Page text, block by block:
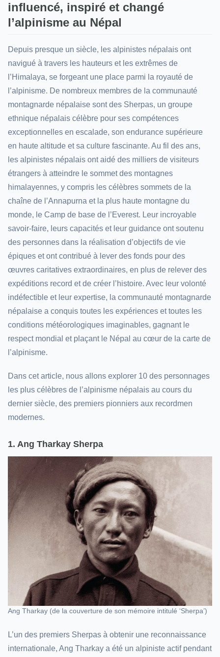
influencé, inspiré et changé
l’alpinisme au Népal
Depuis presque un siècle, les alpinistes népalais ont
navigué à travers les hauteurs et les extrêmes de
l’Himalaya, se forgeant une place parmi la royauté de
l’alpinisme. De nombreux membres de la communauté
montagnarde népalaise sont des Sherpas, un groupe
ethnique népalais célèbre pour ses compétences
exceptionnelles en escalade, son endurance supérieure
en haute altitude et sa culture fascinante. Au fil des ans,
les alpinistes népalais ont aidé des milliers de visiteurs
étrangers à atteindre le sommet des montagnes
himalayennes, y compris les célèbres sommets de la
chaîne de l’Annapurna et la plus haute montagne du
monde, le Camp de base de l’Everest. Leur incroyable
savoir-faire, leurs capacités et leur guidance ont soutenu
des personnes dans la réalisation d’objectifs de vie
épiques et ont contribué à lever des fonds pour des
œuvres caritatives extraordinaires, en plus de relever des
expéditions record et de créer l’histoire. Avec leur volonté
indéfectible et leur expertise, la communauté montagnarde
népalaise a conquis toutes les expériences et toutes les
conditions météorologiques imaginables, gagnant le
respect mondial et plaçant le Népal au cœur de la carte de
l’alpinisme.
Dans cet article, nous allons explorer 10 des personnages
les plus célèbres de l’alpinisme népalais au cours du
dernier siècle, des premiers pionniers aux recordmen
modernes.
1. Ang Tharkay Sherpa
Ang Tharkay (de la couverture de son mémoire intitulé ‘Sherpa’)
L’un des premiers Sherpas à obtenir une reconnaissance
internationale, Ang Tharkay a été un alpiniste actif pendant